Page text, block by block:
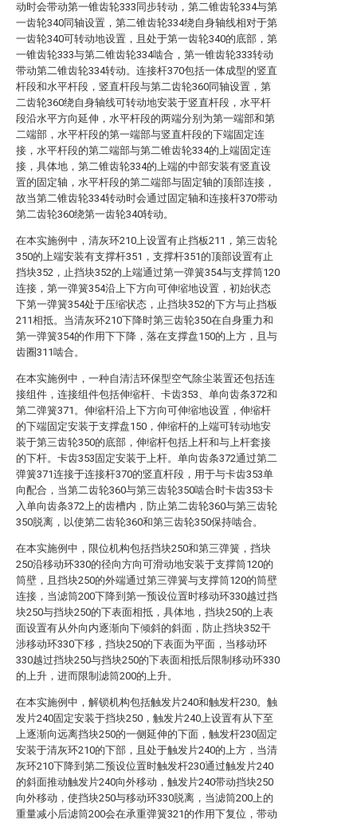
动时会带动第一锥齿轮333同步转动，第二锥齿轮334与第
一齿轮340同轴设置，第二锥齿轮334绕自身轴线相对于第
一齿轮340可转动地设置，且处于第一齿轮340的底部，第
一锥齿轮333与第二锥齿轮334啮合，第一锥齿轮333转动
带动第二锥齿轮334转动。连接杆370包括一体成型的竖直
杆段和水平杆段，竖直杆段与第二齿轮360同轴设置，第
二齿轮360绕自身轴线可转动地安装于竖直杆段，水平杆
段沿水平方向延伸，水平杆段的两端分别为第一端部和第
二端部，水平杆段的第一端部与竖直杆段的下端固定连
接，水平杆段的第二端部与第二锥齿轮334的上端固定连
接，具体地，第二锥齿轮334的上端的中部安装有竖直设
置的固定轴，水平杆段的第二端部与固定轴的顶部连接，
故当第二锥齿轮334转动时会通过固定轴和连接杆370带动
第二齿轮360绕第一齿轮340转动。
在本实施例中，清灰环210上设置有止挡板211，第三齿轮
350的上端安装有支撑杆351，支撑杆351的顶部设置有止
挡块352，止挡块352的上端通过第一弹簧354与支撑筒120
连接，第一弹簧354沿上下方向可伸缩地设置，初始状态
下第一弹簧354处于压缩状态，止挡块352的下方与止挡板
211相抵。当清灰环210下降时第三齿轮350在自身重力和
第一弹簧354的作用下下降，落在支撑盘150的上方，且与
齿圈311啮合。
在本实施例中，一种自清洁环保型空气除尘装置还包括连
接组件，连接组件包括伸缩杆、卡齿353、单向齿条372和
第二弹簧371。伸缩杆沿上下方向可伸缩地设置，伸缩杆
的下端固定安装于支撑盘150，伸缩杆的上端可转动地安
装于第三齿轮350的底部，伸缩杆包括上杆和与上杆套接
的下杆。卡齿353固定安装于上杆。单向齿条372通过第二
弹簧371连接于连接杆370的竖直杆段，用于与卡齿353单
向配合，当第二齿轮360与第三齿轮350啮合时卡齿353卡
入单向齿条372上的齿槽内，防止第二齿轮360与第三齿轮
350脱离，以使第二齿轮360和第三齿轮350保持啮合。
在本实施例中，限位机构包括挡块250和第三弹簧，挡块
250沿移动环330的径向方向可滑动地安装于支撑筒120的
筒壁，且挡块250的外端通过第三弹簧与支撑筒120的筒壁
连接，当滤筒200下降到第一预设位置时移动环330越过挡
块250与挡块250的下表面相抵，具体地，挡块250的上表
面设置有从外向内逐渐向下倾斜的斜面，防止挡块352干
涉移动环330下移，挡块250的下表面为平面，当移动环
330越过挡块250与挡块250的下表面相抵后限制移动环330
的上升，进而限制滤筒200的上升。
在本实施例中，解锁机构包括触发片240和触发杆230。触
发片240固定安装于挡块250，触发片240上设置有从下至
上逐渐向远离挡块250的一侧延伸的下面，触发杆230固定
安装于清灰环210的下部，且处于触发片240的上方，当清
灰环210下降到第二预设位置时触发杆230通过触发片240
的斜面推动触发片240向外移动，触发片240带动挡块250
向外移动，使挡块250与移动环330脱离，当滤筒200上的
重量减小后滤筒200会在承重弹簧321的作用下复位，带动